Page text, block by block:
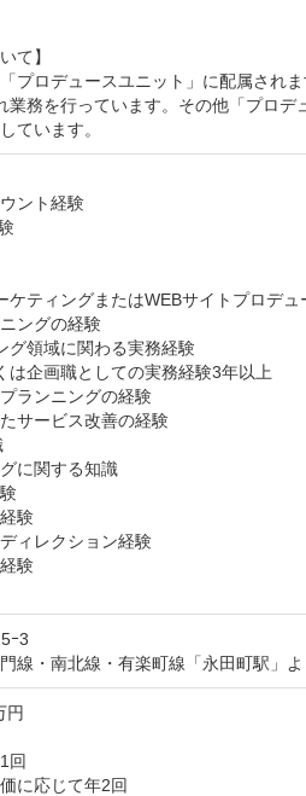
て】
プロデュースユニット」に配属され
業務を行っています。その他「プロ
ています。
ント経験
ケティングまたはWEBサイトプロデュ
ングの経験
グ領域に関わる実務経験
は企画職としての実務経験3年以上
ランニングの経験
サービス改善の経験
に関する知識
験
ィレクション経験
験
ｰ3
線・南北線・有楽町線「永田町駅」
円
回
に応じて年2回